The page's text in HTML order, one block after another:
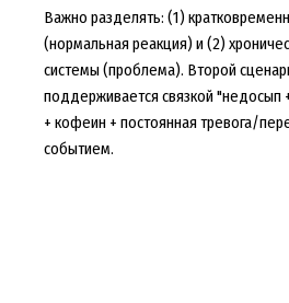
Важно разделять: (1)
(нормальная реакция) и (2)
системы (проблема). Второй
поддерживается связкой
+ кофеин + постоянная тревога/
событием.